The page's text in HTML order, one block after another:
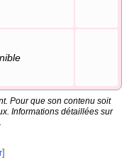
Pour que son contenu soit
Informations détaillées sur
]